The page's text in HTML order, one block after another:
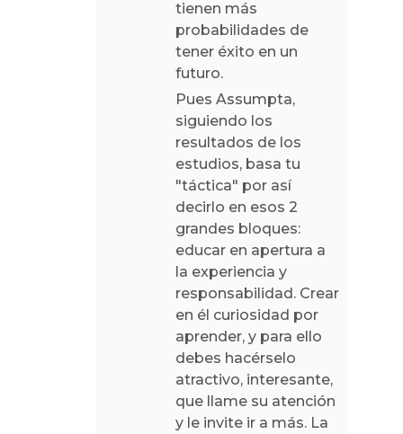
tienen más
probabilidades de
tener éxito en un
futuro.
Pues Assumpta,
siguiendo los
resultados de los
estudios, basa tu
"táctica" por así
decirlo en esos 2
grandes bloques:
educar en apertura a
la experiencia y
responsabilidad. Crear
en él curiosidad por
aprender, y para ello
debes hacérselo
atractivo, interesante,
que llame su atención
y le invite ir a más. La